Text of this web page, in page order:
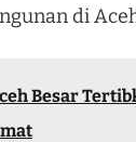
di
Besar